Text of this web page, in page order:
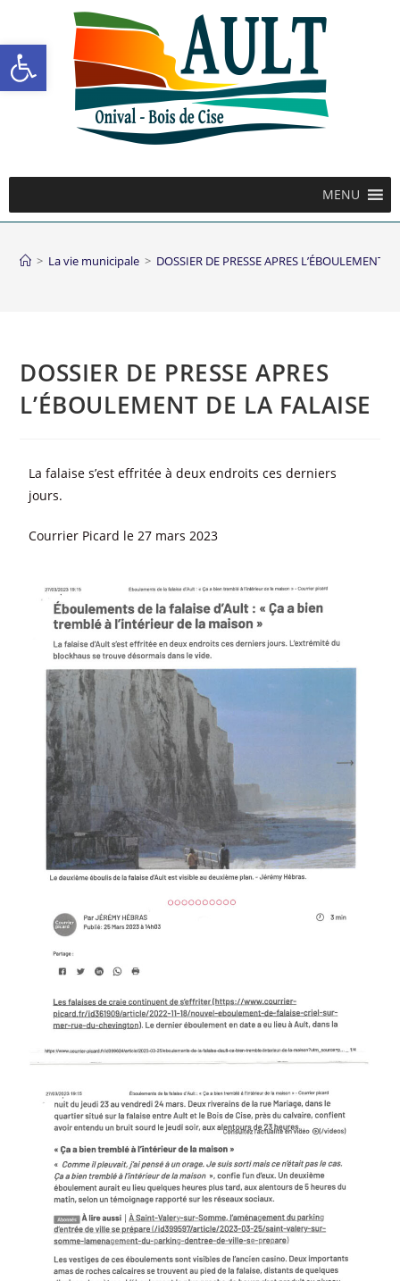
Ouvrir la barre d’outils
MENU
> La vie municipale > DOSSIER DE PRESSE APRES L’ÉBOULEMENT
DOSSIER DE PRESSE APRES
L’ÉBOULEMENT DE LA FALAISE
La falaise s’est effritée à deux endroits ces derniers
jours.
Courrier Picard le 27 mars 2023